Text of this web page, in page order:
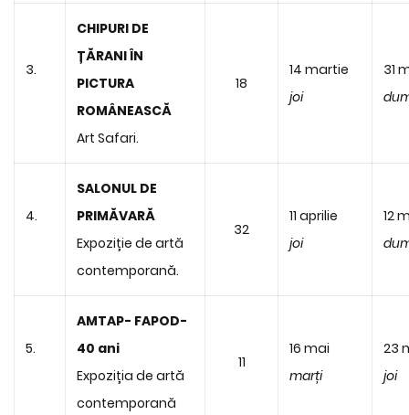
3.
CHIPURI DE
ȚĂRANI ÎN
PICTURA
ROMÂNEASCĂ
Art Safari.
18
14 martie
joi
31
4.
SALONUL DE
PRIMĂVARĂ
Expoziție de artă
contemporană.
32
11 aprilie
joi
12
5.
AMTAP- FAPOD-
40 ani
Expoziția de artă
contemporană
11
16 mai
marți
23
joi